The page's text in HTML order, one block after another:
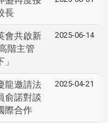
長
會共啟新
階主管
2025-06-14
龍邀請法
俞諾對談
際合作
2025-04-21